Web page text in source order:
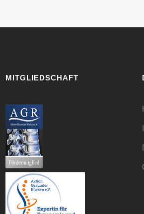
MITGLIEDSCHAFT